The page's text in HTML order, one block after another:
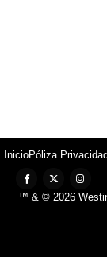
InicioPóliza Privacidad
™ & © 2026